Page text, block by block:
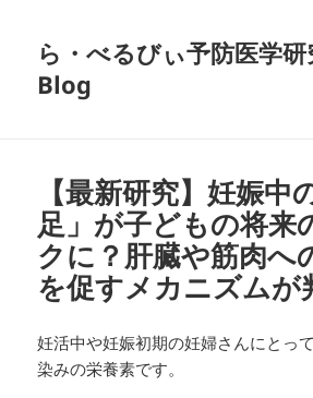
ら・べるびぃ予防医学研
Blog
【最新研究】妊娠中
足」が子どもの将来
クに？肝臓や筋肉へ
を促すメカニズムが
妊活中や妊娠初期の妊婦さんにとっ
染みの栄養素です。